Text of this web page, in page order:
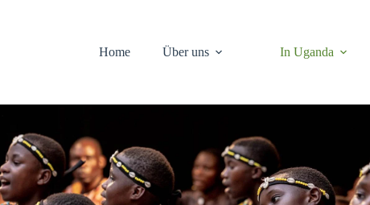
Home
Über uns In Uganda